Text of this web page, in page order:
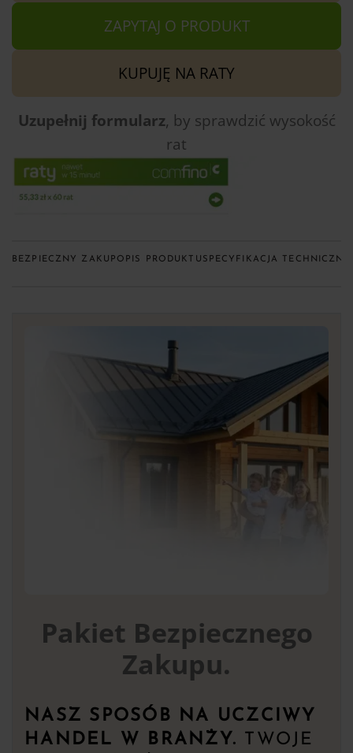
ZAPYTAJ O PRODUKT
KUPUJĘ NA RATY
Uzupełnij formularz, by sprawdzić wysokość
rat
BEZPIECZNY ZAKUP OPIS PRODUKTU SPECYFIKACJA TECHNICZNA
Pakiet Bezpiecznego
Zakupu.
NASZ SPOSÓB NA UCZCIWY
HANDEL W BRANŻY.
TWOJE